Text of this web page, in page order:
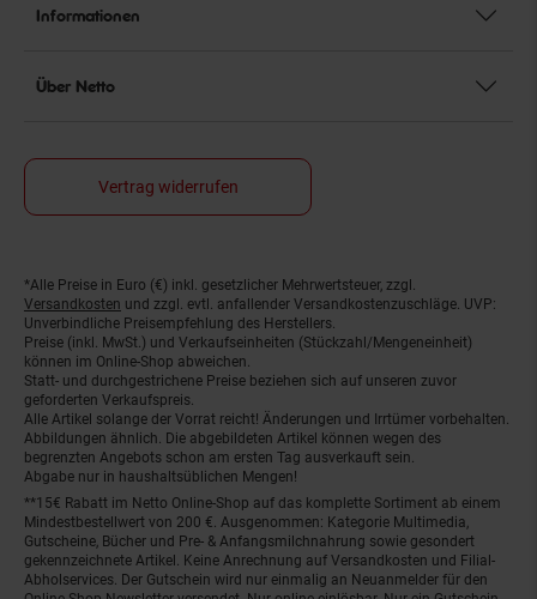
Informationen
Über Netto
Vertrag widerrufen
Fußnoten
*Alle Preise in Euro (€) inkl. gesetzlicher Mehrwertsteuer, zzgl.
Versandkosten und zzgl. evtl. anfallender Versandkostenzuschläge. UVP:
Unverbindliche Preisempfehlung des Herstellers.
Preise (inkl. MwSt.) und Verkaufseinheiten (Stückzahl/Mengeneinheit)
können im Online-Shop abweichen.
Statt- und durchgestrichene Preise beziehen sich auf unseren zuvor
geforderten Verkaufspreis.
Alle Artikel solange der Vorrat reicht! Änderungen und Irrtümer vorbehalten.
Abbildungen ähnlich. Die abgebildeten Artikel können wegen des
begrenzten Angebots schon am ersten Tag ausverkauft sein.
Abgabe nur in haushaltsüblichen Mengen!
**15€ Rabatt im Netto Online-Shop auf das komplette Sortiment ab einem
Mindestbestellwert von 200 €. Ausgenommen: Kategorie Multimedia,
Gutscheine, Bücher und Pre- & Anfangsmilchnahrung sowie gesondert
gekennzeichnete Artikel. Keine Anrechnung auf Versandkosten und Filial-
Abholservices. Der Gutschein wird nur einmalig an Neuanmelder für den